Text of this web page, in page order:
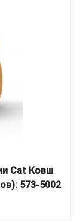
Cat Ковш
573-5002